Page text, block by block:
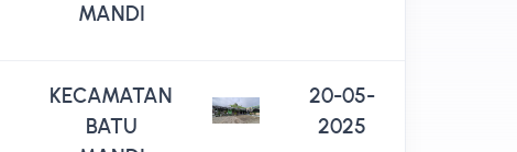
MANDI
KECAMATAN
BATU
20-05-
2025